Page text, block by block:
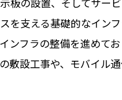
を支える基礎的なイン
フラの整備を進めてお
敷設工事や、モバイル